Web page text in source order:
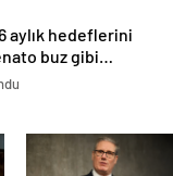
aylık hedeflerini
buz gibi…